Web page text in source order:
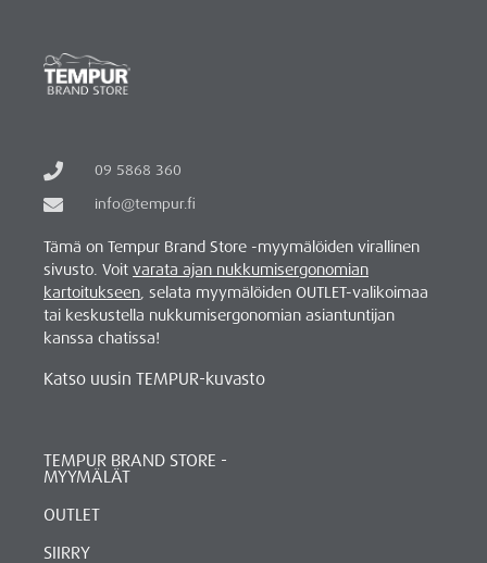
09 5868 360
info@tempur.fi
Tämä on Tempur Brand Store -myymälöiden virallinen
sivusto. Voit varata ajan nukkumisergonomian
kartoitukseen, selata myymälöiden OUTLET-valikoimaa
tai keskustella nukkumisergonomian asiantuntijan
kanssa chatissa!
Katso uusin TEMPUR-kuvasto
TEMPUR BRAND STORE -
MYYMÄLÄT
OUTLET
SIIRRY